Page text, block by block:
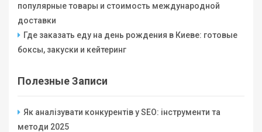
популярные товары и стоимость международной
доставки
Где заказать еду на день рождения в Киеве: готовые
боксы, закуски и кейтеринг
Полезные Записи
Як аналізувати конкурентів у SEO: інструменти та
методи 2025